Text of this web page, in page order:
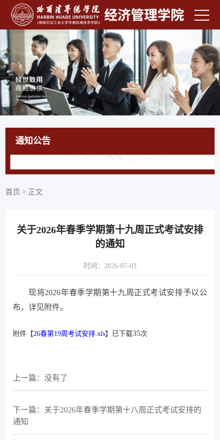
通知公告
首页 > 正文
关于2026年春季学期第十九周正式考试安排
的通知
时间：2026-07-03
现将2026年春季学期第十九周正式考试安排予以公
布，详见附件。
附件【26春第19周考试安排.xls】已下载35次
上一篇：没有了
下一篇：关于2026年春季学期第十八周正式考试安排的
通知